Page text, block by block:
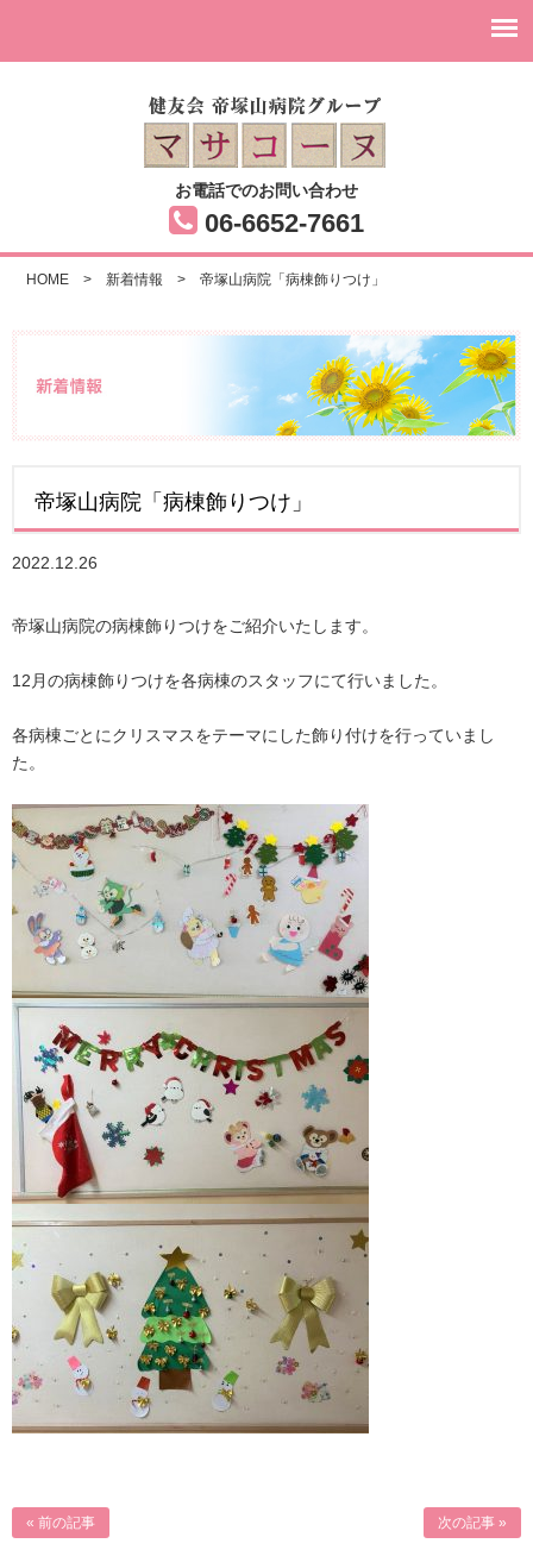
お電話でのお問い合わせ
06-6652-7661
HOME > 新着情報 > 帝塚山病院「病棟飾りつけ」
帝塚山病院「病棟飾りつけ」
2022.12.26
帝塚山病院の病棟飾りつけをご紹介いたします。
12月の病棟飾りつけを各病棟のスタッフにて行いました。
各病棟ごとにクリスマスをテーマにした飾り付けを行っていまし
た。
« 前の記事 次の記事 »